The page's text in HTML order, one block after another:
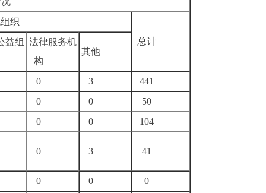
织
总计
益组
法律服务机
构
其他
0 3
441
0
0
50
0
0 104
0 3 41
0 0
0